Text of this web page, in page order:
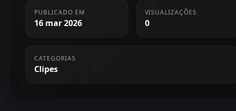
PUBLICADO EM
16 mar 2026
VISUALIZAÇÕES
0
CATEGORIAS
Clipes